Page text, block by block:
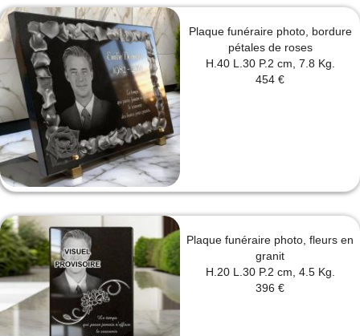
Plaque funéraire photo, bordure
pétales de roses
H.40 L.30 P.2 cm, 7.8 Kg.
454 €
Plaque funéraire photo, fleurs en
granit
H.20 L.30 P.2 cm, 4.5 Kg.
396 €